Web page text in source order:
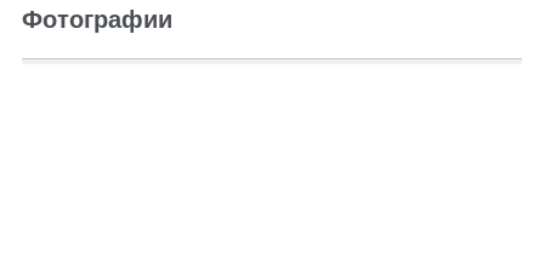
Фотографии